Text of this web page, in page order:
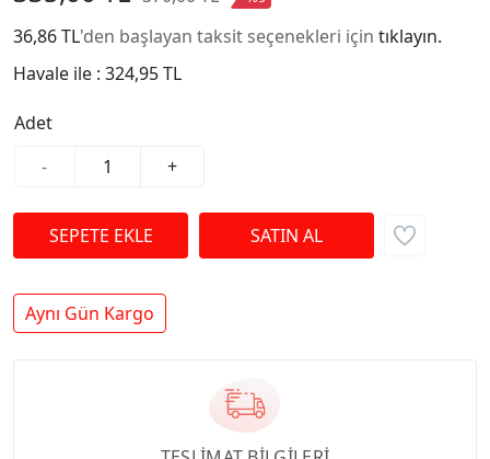
36,86 TL'den başlayan taksit seçenekleri için tıklayın.
Havale ile : 324,95 TL
Adet
-
+
Aynı Gün Kargo